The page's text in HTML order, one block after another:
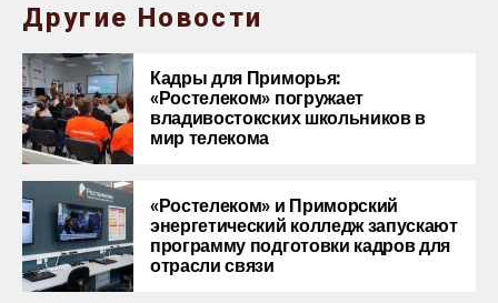
Другие Новости
Кадры для Приморья:
«Ростелеком» погружает
владивостокских школьников в
мир телекома
«Ростелеком» и Приморский
энергетический колледж запускают
программу подготовки кадров для
отрасли связи